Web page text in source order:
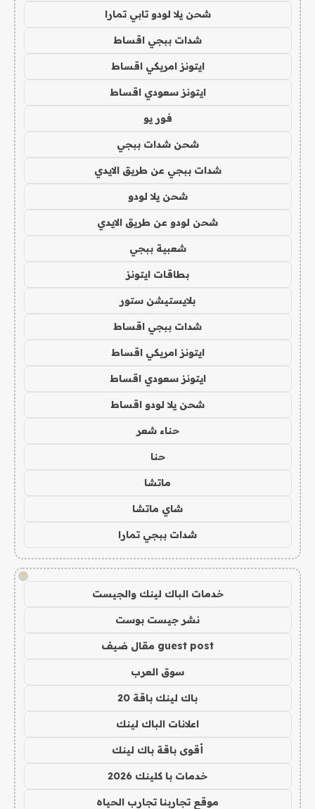
شحن يلا لودو تابي تمارا
شدات ببجي اقساط
ايتونز امريكي اقساط
ايتونز سعودي اقساط
فور يو
شحن شدات ببجي
شدات ببجي عن طريق الايدي
شحن يلا لودو
شحن لودو عن طريق الايدي
شعبية ببجي
بطاقات ايتونز
بلايستيشن ستور
شدات ببجي اقساط
ايتونز امريكي اقساط
ايتونز سعودي اقساط
شحن يلا لودو اقساط
حناء شعر
حنا
ماتشا
شاي ماتشا
شدات ببجي تمارا
!
خدمات الباك لينك والجيست
نشر جيست بوست
guest post مقال ضيف
سوق العرب
باك لينك باقة 20
اعلانات الباك لينك
أقوى باقة باك لينك
خدمات با كلينك 2026
موقع تجاربنا تجارب الحياه